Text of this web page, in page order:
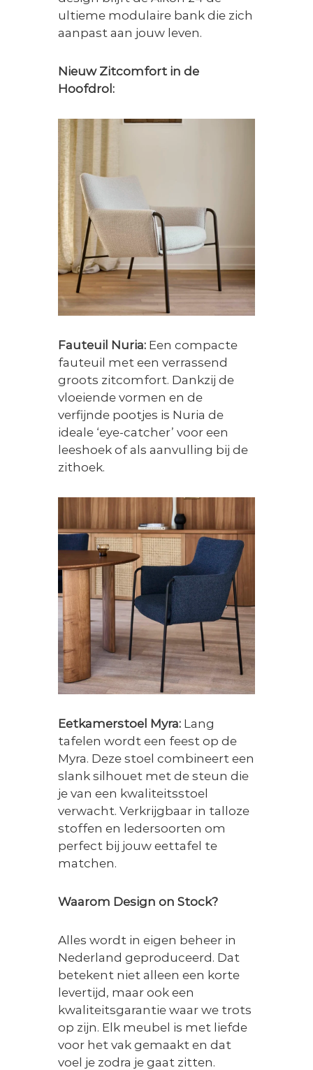
ultieme modulaire bank die zich
aanpast aan jouw leven.
Nieuw Zitcomfort in de
Hoofdrol:
Fauteuil Nuria: Een compacte
fauteuil met een verrassend
groots zitcomfort. Dankzij de
vloeiende vormen en de
verfijnde pootjes is Nuria de
ideale ‘eye-catcher’ voor een
leeshoek of als aanvulling bij de
zithoek.
Eetkamerstoel Myra: Lang
tafelen wordt een feest op de
Myra. Deze stoel combineert een
slank silhouet met de steun die
je van een kwaliteitsstoel
verwacht. Verkrijgbaar in talloze
stoffen en ledersoorten om
perfect bij jouw eettafel te
matchen.
Waarom Design on Stock?
Alles wordt in eigen beheer in
Nederland geproduceerd. Dat
betekent niet alleen een korte
levertijd, maar ook een
kwaliteitsgarantie waar we trots
op zijn. Elk meubel is met liefde
voor het vak gemaakt en dat
voel je zodra je gaat zitten.